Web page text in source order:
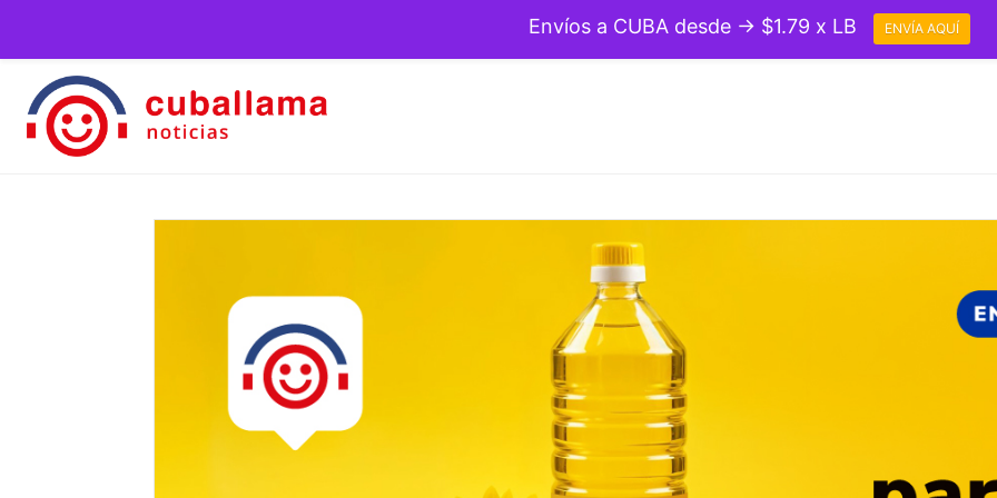
Envíos a CUBA desde → $1.79 x LB ENVÍA AQUÍ